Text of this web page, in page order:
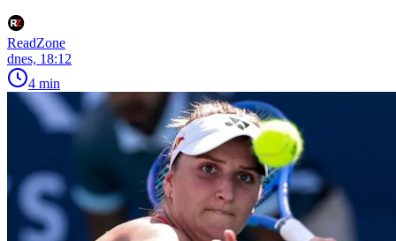
ReadZone
dnes, 18:12
4 min